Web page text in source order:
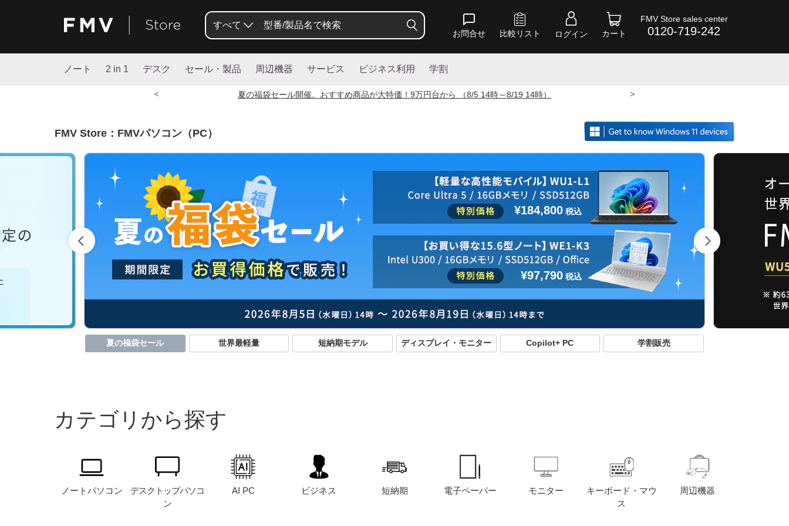
すべて
お問合せ 比較リスト ログイン カート
FMV Store sales center
0120-719-242
ノート 2 in 1 デスク セール・製品 周辺機器 サービス ビジネス利用 学割
夏の福袋セール開催。おすすめ商品が大特価！ 9万円台から （8/5 14時～8/19 14時）
< >
FMV Store：FMVパソコン（PC）
¥184,800 税込
¥97,790 税込
夏の福袋セール 世界最軽量 短納期モデル ディスプレイ・モニター Copilot+ PC 学割販売
カテゴリから探す
ノートパソコン デスクトップパソコ
ン
AI PC ビジネス 短納期 電子ペーパー モニター
キーボード・マウ
ス
周辺機器